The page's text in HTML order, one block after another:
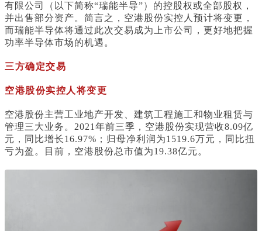
有限公司（以下简称“瑞能半导”）的控股权或全部股权，
并出售部分资产。简言之，空港股份实控人预计将变更，
而瑞能半导体将通过此次交易成为上市公司，更好地把握
功率半导体市场的机遇。
三方确定交易
空港股份实控人将变更
空港股份主营工业地产开发、建筑工程施工和物业租赁与
管理三大业务。2021年前三季，空港股份实现营收8.09亿
元，同比增长16.97%；归母净利润为1519.6万元，同比扭
亏为盈。目前，空港股份总市值为19.38亿元。